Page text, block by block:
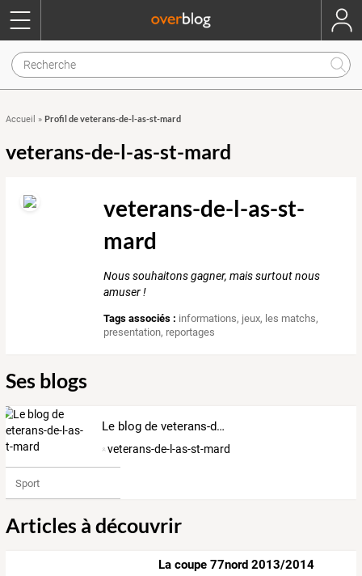
Accueil » Profil de veterans-de-l-as-st-mard
veterans-de-l-as-st-mard
veterans-de-l-as-st-
mard
Nous souhaitons gagner, mais surtout nous
amuser !
Tags associés : informations, jeux, les matchs,
presentation, reportages
Ses blogs
Le blog de veterans-de-l-as-st-mard
veterans-de-l-as-st-mard
Sport
Articles à découvrir
La coupe 77nord 2013/2014